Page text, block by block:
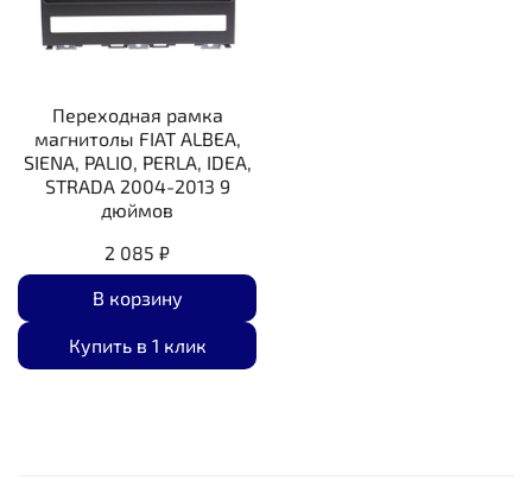
Переходная рамка
магнитолы FIAT ALBEA,
SIENA, PALIO, PERLA, IDEA,
STRADA 2004-2013 9
дюймов
2 085 ₽
В корзину
Купить в 1 клик